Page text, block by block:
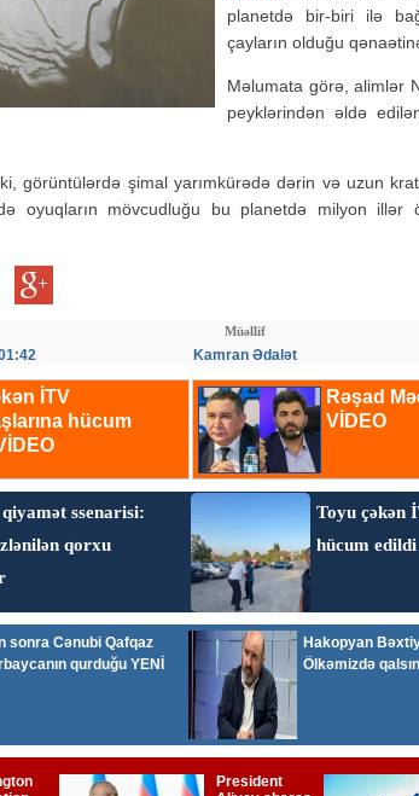
planetdə bir-biri ilə
çayların olduğu
Məlumata görə, alimlər
peyklərindən əldə
görüntülərdə şimal yarımkürədə dərin və uzun
oyuqların mövcudluğu bu planetdə milyon illər
Müəllif
Kamran Ədalət
Tanınmış aşığın